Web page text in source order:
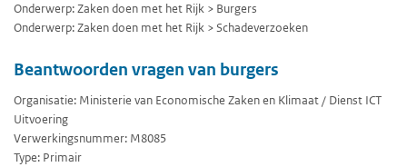
Onderwerp: Zaken doen met het Rijk > Burgers
Onderwerp: Zaken doen met het Rijk > Schadeverzoeken
Beantwoorden vragen van burgers
Organisatie: Ministerie van Economische Zaken en Klimaat / Dienst ICT
Uitvoering
Verwerkingsnummer: M8085
Type: Primair